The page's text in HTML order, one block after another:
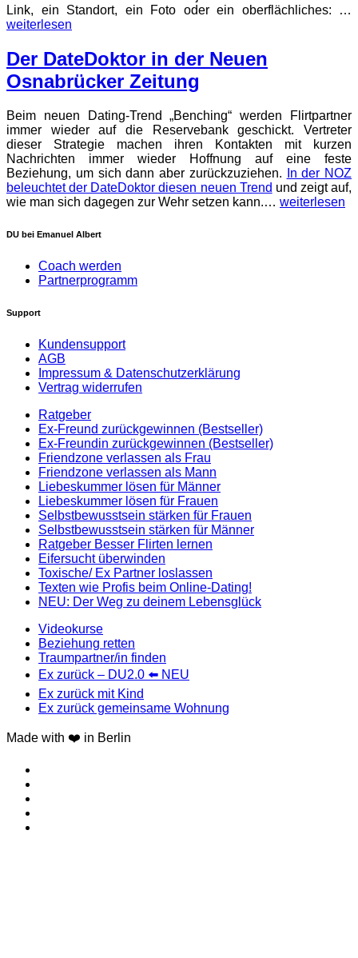
Link, ein Standort, ein Foto oder ein oberflächliches: …
weiterlesen
Der DateDoktor in der Neuen
Osnabrücker Zeitung
Beim neuen Dating-Trend „Benching“ werden Flirtpartner
immer wieder auf die Reservebank geschickt. Vertreter
dieser Strategie machen ihren Kontakten mit kurzen
Nachrichten immer wieder Hoffnung auf eine feste
Beziehung, um sich dann aber zurückzuziehen.
In der NOZ
beleuchtet der DateDoktor diesen neuen Trend und zeigt auf,
wie man sich dagegen zur Wehr setzen kann.… weiterlesen
DU bei Emanuel Albert
Coach werden
Partnerprogramm
Support
Kundensupport
AGB
Impressum & Datenschutzerklärung
Vertrag widerrufen
Ratgeber
Ex-Freund zurückgewinnen (Bestseller)
Ex-Freundin zurückgewinnen (Bestseller)
Friendzone verlassen als Frau
Friendzone verlassen als Mann
Liebeskummer lösen für Männer
Liebeskummer lösen für Frauen
Selbstbewusstsein stärken für Frauen
Selbstbewusstsein stärken für Männer
Ratgeber Besser Flirten lernen
Eifersucht überwinden
Toxische/ Ex Partner loslassen
Texten wie Profis beim Online-Dating!
NEU: Der Weg zu deinem Lebensglück
Videokurse
Beziehung retten
Traumpartner/in finden
Ex zurück – DU2.0 ⬅️ NEU
Ex zurück mit Kind
Ex zurück gemeinsame Wohnung
Made with ❤️ in Berlin